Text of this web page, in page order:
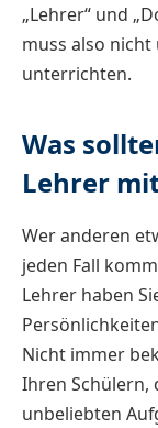
„Lehrer“ und
muss also
unterrichten.
Was
Lehrer
Wer anderen
jeden Fall
Lehrer haben
Nicht immer
Ihren Schülern,
unbeliebten